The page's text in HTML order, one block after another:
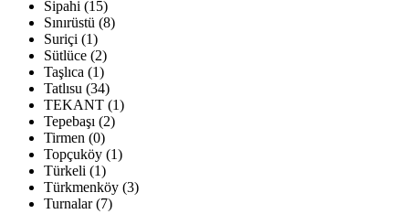
Sipahi (15)
Sınırüstü (8)
Suriçi (1)
Sütlüce (2)
Taşlıca (1)
Tatlısu (34)
TEKANT (1)
Tepebaşı (2)
Tirmen (0)
Topçuköy (1)
Türkeli (1)
Türkmenköy (3)
Turnalar (7)